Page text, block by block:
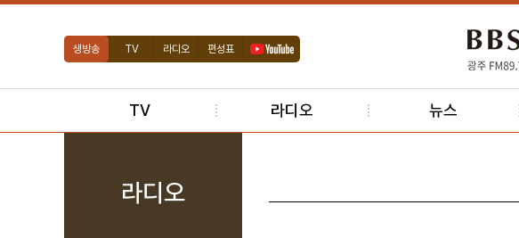
생방송 TV 라디오 편성표
TV 라디오 뉴스
라디오